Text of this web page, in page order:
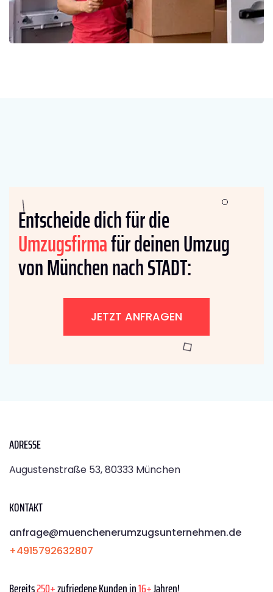
Entscheide dich für die
Umzugsfirmafür deinen Umzug
von München nach STADT:
JETZT ANFRAGEN
ADRESSE
Augustenstraße 53, 80333 München
KONTAKT
anfrage@muenchenerumzugsunternehmen.de
+4915792632807
Bereits250+zufriedene Kunden in16+Jahren!